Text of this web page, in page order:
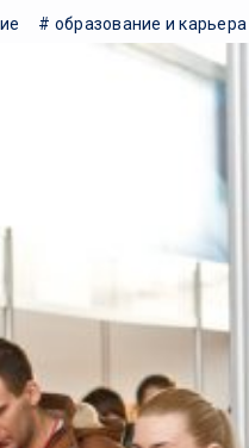
# образование и карьера